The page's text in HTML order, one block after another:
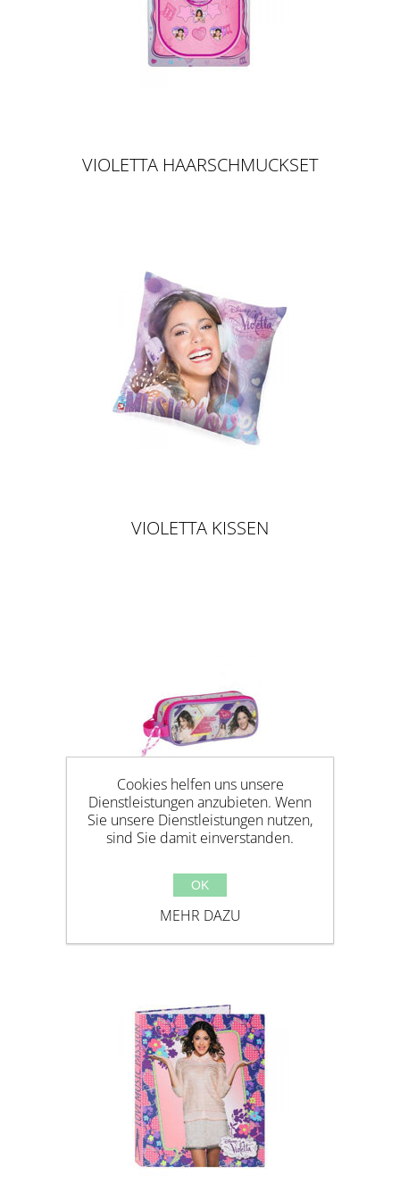
VIOLETTA HAARSCHMUCKSET
VIOLETTA KISSEN
VIOLETTA MÄPPCHEN
Cookies helfen uns unsere
Dienstleistungen anzubieten. Wenn
Sie unsere Dienstleistungen nutzen,
sind Sie damit einverstanden.
OK
MEHR DAZU